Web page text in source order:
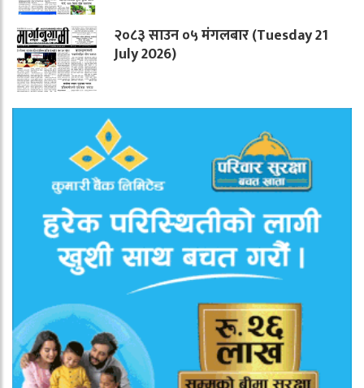
२०८३ साउन ०५ मंगलबार (Tuesday 21
July 2026)